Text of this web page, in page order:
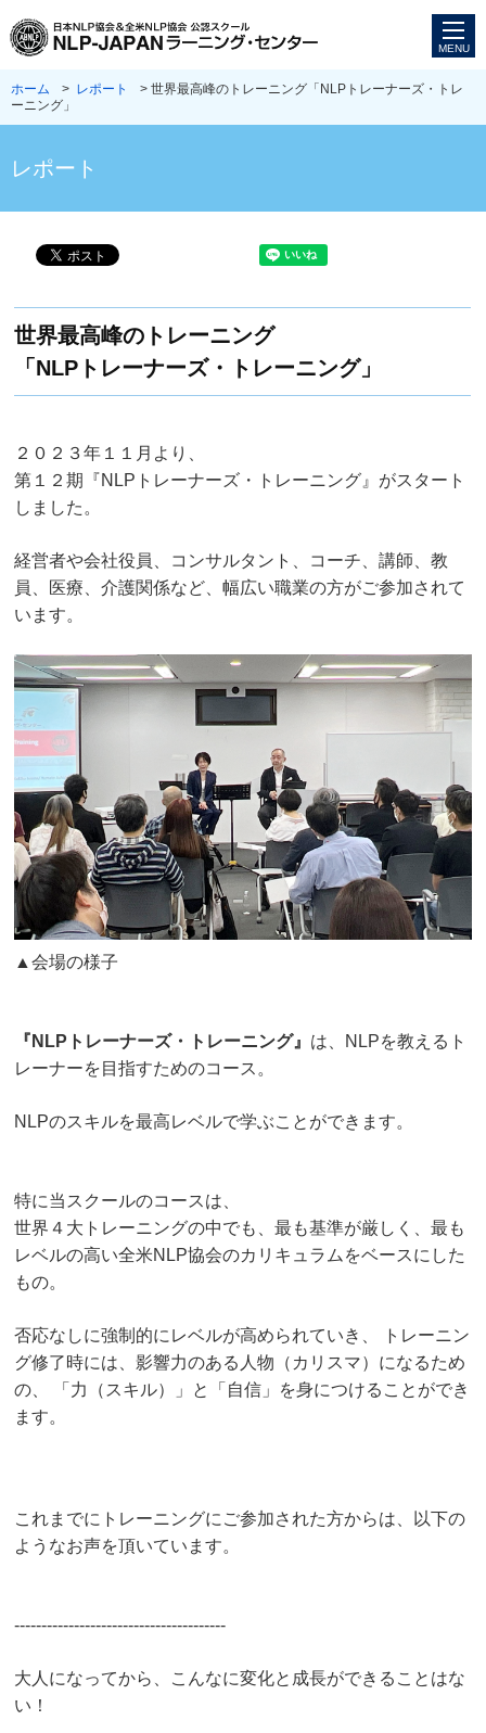
ホーム > レポート
> 世界最高峰のトレーニング「NLPトレーナーズ・トレ
ーニング」
レポート
世界最高峰のトレーニング
「NLPトレーナーズ・トレーニング」
２０２３年１１月より、
第１２期『NLPトレーナーズ・トレーニング』がスタート
しました。
経営者や会社役員、コンサルタント、コーチ、講師、教
員、 医療、介護関係など、幅広い職業の方がご参加されて
います。
▲会場の様子
『NLPトレーナーズ・トレーニング』 は、 NLPを教えるト
レーナーを目指すためのコース。
NLPのスキルを最高レベルで学ぶことができます。
特に当スクールのコースは、
世界４大トレーニングの中でも、最も基準が厳しく、最も
レベルの高い全米NLP協会のカリキュラムをベースにした
もの。
否応なしに強制的にレベルが高められていき、
トレーニン
グ修了時には、影響力のある人物（カリスマ）になるため
の、
「力（スキル）」と「自信」を身につけることができ
ます。
これまでにトレーニングにご参加された方からは、
以下の
ようなお声を頂いています。
---------------------------------------
大人になってから、こんなに変化と成長ができることはな
い！